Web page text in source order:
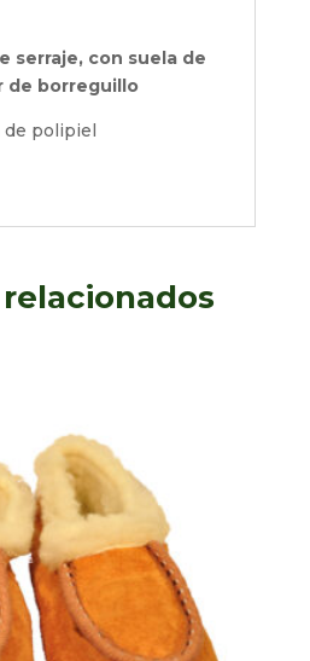
serraje, con suela de
de borreguillo
de polipiel